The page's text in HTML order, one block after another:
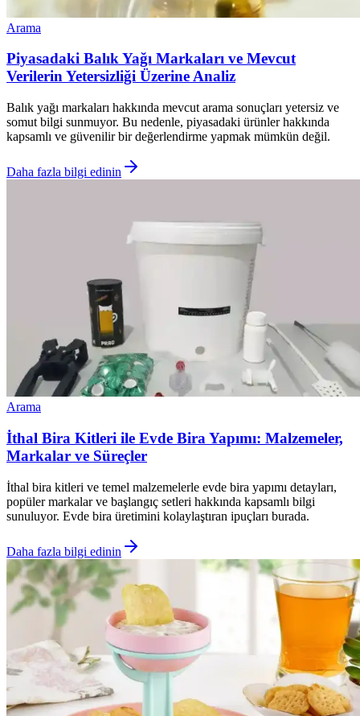
Arama
Piyasadaki Balık Yağı Markaları ve Mevcut
Verilerin Yetersizliği Üzerine Analiz
Balık yağı markaları hakkında mevcut arama sonuçları yetersiz ve
somut bilgi sunmuyor. Bu nedenle, piyasadaki ürünler hakkında
kapsamlı ve güvenilir bir değerlendirme yapmak mümkün değil.
Daha fazla bilgi edinin
Arama
İthal Bira Kitleri ile Evde Bira Yapımı: Malzemeler,
Markalar ve Süreçler
İthal bira kitleri ve temel malzemelerle evde bira yapımı detayları,
popüler markalar ve başlangıç setleri hakkında kapsamlı bilgi
sunuluyor. Evde bira üretimini kolaylaştıran ipuçları burada.
Daha fazla bilgi edinin